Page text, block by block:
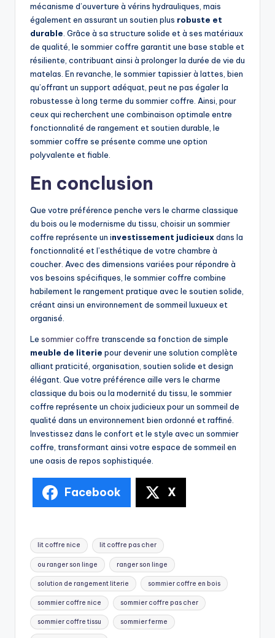
mécanisme d’ouverture à vérins hydrauliques, mais
également en assurant un soutien plus robuste et
durable . Grâce à sa structure solide et à ses matériaux
de qualité, le sommier coffre garantit une base stable et
résiliente, contribuant ainsi à prolonger la durée de vie du
matelas. En revanche, le sommier tapissier à lattes, bien
qu’offrant un support adéquat, peut ne pas égaler la
robustesse à long terme du sommier coffre. Ainsi, pour
ceux qui recherchent une combinaison optimale entre
fonctionnalité de rangement et soutien durable, le
sommier coffre se présente comme une option
polyvalente et fiable.
En conclusion
Que votre préférence penche vers le charme classique
du bois ou le modernisme du tissu, choisir un sommier
coffre représente un investissement judicieux dans la
fonctionnalité et l’esthétique de votre chambre à
coucher. Avec des dimensions variées pour répondre à
vos besoins spécifiques, le sommier coffre combine
habilement le rangement pratique avec le soutien solide,
créant ainsi un environnement de sommeil luxueux et
organisé.
Le sommier coffre transcende sa fonction de simple
meuble de literie pour devenir une solution complète
alliant praticité, organisation, soutien solide et design
élégant. Que votre préférence aille vers le charme
classique du bois ou la modernité du tissu, le sommier
coffre représente un choix judicieux pour un sommeil de
qualité dans un environnement bien ordonné et raffiné.
Investissez dans le confort et le style avec un sommier
coffre, transformant ainsi votre espace de sommeil en
une oasis de repos sophistiquée.
Facebook X
lit coffre nice lit coffre pas cher
ou ranger son linge ranger son linge
solution de rangement literie sommier coffre en bois
sommier coffre nice sommier coffre pas cher
sommier coffre tissu sommier ferme